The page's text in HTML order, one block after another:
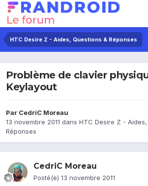
HTC Desire Z - Aides, Questions & Réponses
Problème de clavier
Keylayout
Par CedriC Moreau
13 novembre 2011 dans HTC Desire Z -
Réponses
CedriC Moreau
Posté(e) 13 novembre 2011